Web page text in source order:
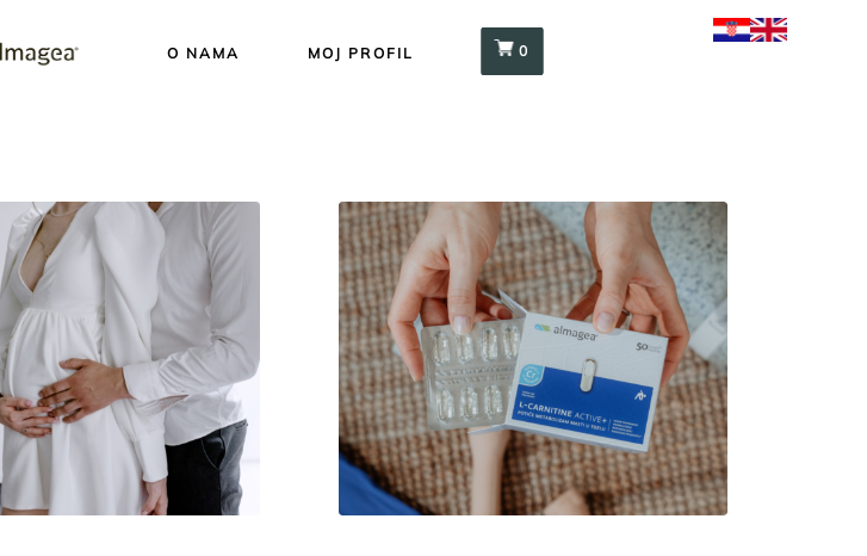
O NAMA MOJ PROFIL 0